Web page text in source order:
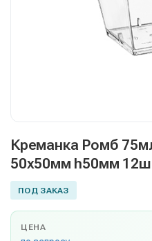
Креманка Ромб
50х50мм h50мм
ПОД ЗАКАЗ
ЦЕНА